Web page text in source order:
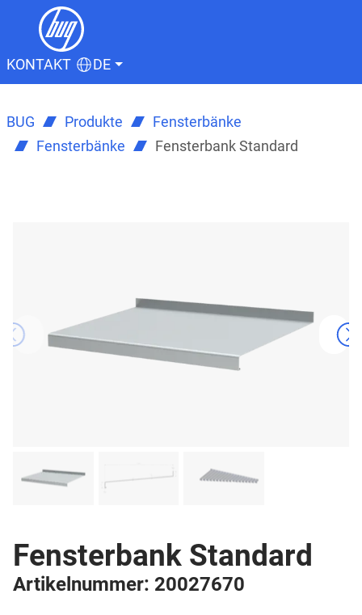
KONTAKT DE
BUG Produkte
Fensterbänke
Fensterbänke
Fensterbank Standard
Fensterbank Standard
Artikelnummer: 20027670